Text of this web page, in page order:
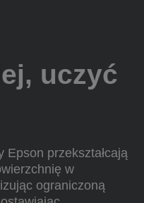
uczyć
przekształcają
w
ograniczoną